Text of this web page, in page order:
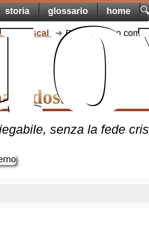
storia glossario home
Pascal Pascal l'uomo come
senza la fede